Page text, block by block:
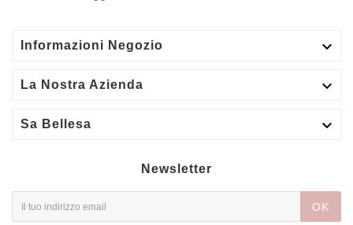
Informazioni Negozio 
La Nostra Azienda 
Sa Bellesa 
Newsletter
OK